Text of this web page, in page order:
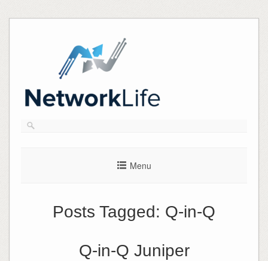
Menu
Posts Tagged: Q-in-Q
Q-in-Q Juniper